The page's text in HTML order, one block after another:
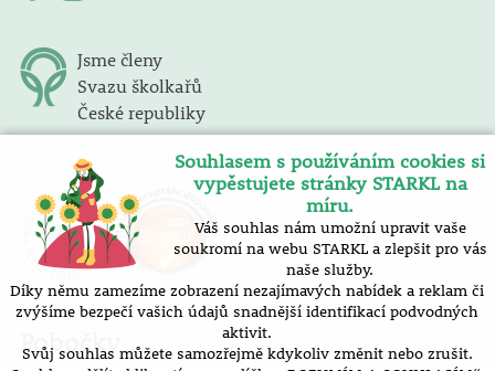
Jsme členy
Svazu školkařů
České republiky
Pobočky
Souhlasem s používáním cookies si
vypěstujete stránky STARKL na
míru.
Váš souhlas nám umožní upravit vaše
soukromí na webu STARKL a zlepšit pro vás
naše služby.
Díky němu zamezíme zobrazení nezajímavých nabídek a reklam či
zvýšíme bezpečí vašich údajů snadnější identifikací podvodných
aktivit.
Svůj souhlas můžete samozřejmě kdykoliv změnit nebo zrušit.